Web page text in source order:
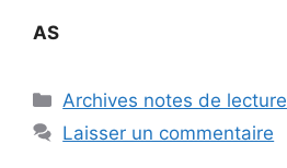
AS
Catégories
Archives notes de lecture
Laisser un commentaire